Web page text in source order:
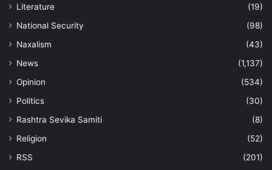
Literature
(19)
National Security
(98)
Naxalism
(43)
News
(1,137)
Opinion
(534)
Politics
(30)
Rashtra Sevika Samiti
(8)
Religion
(52)
RSS
(201)